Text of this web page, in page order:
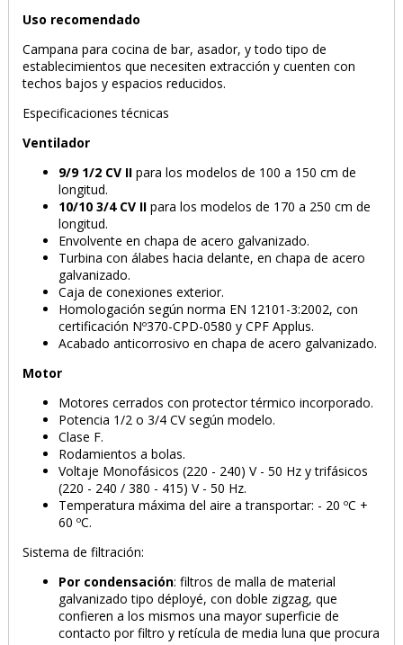
PRODUCTO AÑADIDO AL CARRITO
Uso recomendado
Campana para cocina de bar, asador, y todo tipo de
establecimientos que necesiten extracción y cuenten con
techos bajos y espacios reducidos.
Especificaciones técnicas
Ventilador
9/9 1/2 CV II para los modelos de 100 a 150 cm de
longitud.
10/10 3/4 CV II para los modelos de 170 a 250 cm de
longitud.
Envolvente en chapa de acero galvanizado.
Turbina con álabes hacia delante, en chapa de acero
galvanizado.
Caja de conexiones exterior.
Homologación según norma EN 12101-3:2002, con
certificación Nº370-CPD-0580 y CPF Applus.
Acabado anticorrosivo en chapa de acero galvanizado.
Motor
Motores cerrados con protector térmico incorporado.
Potencia 1/2 o 3/4 CV según modelo.
Clase F.
Rodamientos a bolas.
Voltaje Monofásicos (220 - 240) V - 50 Hz y trifásicos
(220 - 240 / 380 - 415) V - 50 Hz.
Temperatura máxima del aire a transportar: - 20 ºC +
60 ºC.
Sistema de filtración:
Por condensación: filtros de malla de material
galvanizado tipo déployé, con doble zigzag, que
confieren a los mismos una mayor superficie de
contacto por filtro y retícula de media luna que procura